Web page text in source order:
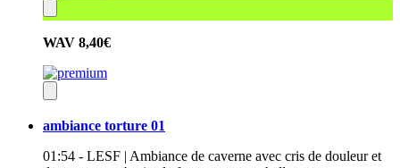
WAV 8,40€
ambiance torture 01
01:54 - LESF | Ambiance de caverne avec cris de douleur et